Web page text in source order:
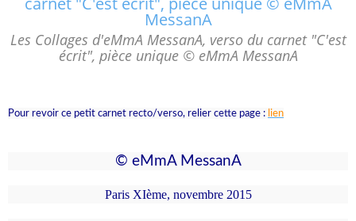
Les Collages d'eMmA MessanA, verso du carnet "C'est
écrit", pièce unique © eMmA MessanA
Pour revoir ce petit carnet recto/verso, relier cette page : lien
© eMmA MessanA
Paris XIème, novembre 2015